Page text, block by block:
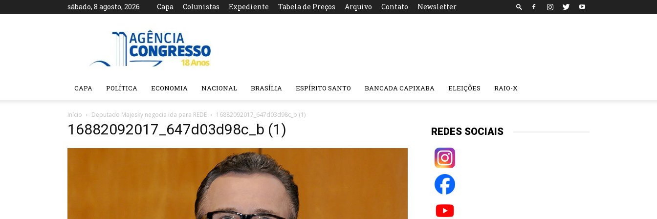
sábado, 8 agosto, 2026 Capa Colunistas Expediente Tabela de Preços Arquivo Contato Newsletter
Agência
CAPA POLÍTICA ECONOMIA NACIONAL BRASÍLIA ESPÍRITO SANTO BANCADA CAPIXABA ELEIÇÕES RAIO-X
Início Deputado Majesky negocia ida para REDE 16882092017_647d03d98c_b (1)
16882092017_647d03d98c_b (1) REDES SOCIAIS